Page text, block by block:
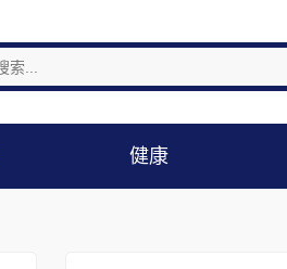
健康